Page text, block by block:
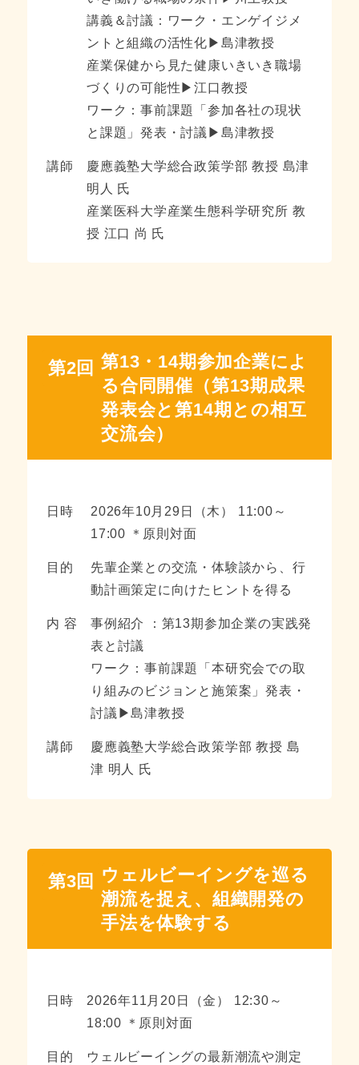
講義＆討議：ワーク・エンゲイジメ
ントと組織の活性化▶島津教授
産業保健から見た健康いきいき職場
づくりの可能性▶江口教授
ワーク：事前課題「参加各社の現状
と課題」発表・討議▶島津教授
講師
慶應義塾大学総合政策学部 教授 島津
明人 氏
産業医科大学産業生態科学研究所 教
授 江口 尚 氏
第2回 第13・14期参加企業によ
る合同開催（第13期成果
発表会と第14期との相互
交流会）
日時
2026年10月29日（木） 11:00～
17:00 ＊原則対面
目的
先輩企業との交流・体験談から、行
動計画策定に向けたヒントを得る
内 容
事例紹介 ：第13期参加企業の実践発
表と討議
ワーク：事前課題「本研究会での取
り組みのビジョンと施策案」発表・
討議▶島津教授
講師
慶應義塾大学総合政策学部 教授 島
津 明人 氏
第3回 ウェルビーイングを巡る
潮流を捉え、組織開発の
手法を体験する
日時
2026年11月20日（金） 12:30～
18:00 ＊原則対面
目的
ウェルビーイングの最新潮流や測定